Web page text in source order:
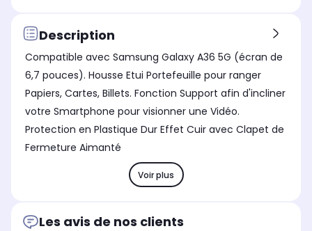
Samsung Galaxy A36 5G
Coloris extérieur
Noir
Coloris extérieur
Transparent
Description
Compatible avec Samsung Galaxy A36 5G (écran de
6,7 pouces). Housse Etui Portefeuille pour ranger
Papiers, Cartes, Billets. Fonction Support afin d'incliner
votre Smartphone pour visionner une Vidéo.
Protection en Plastique Dur Effet Cuir avec Clapet de
Fermeture Aimanté
Voir plus
Les avis de nos clients